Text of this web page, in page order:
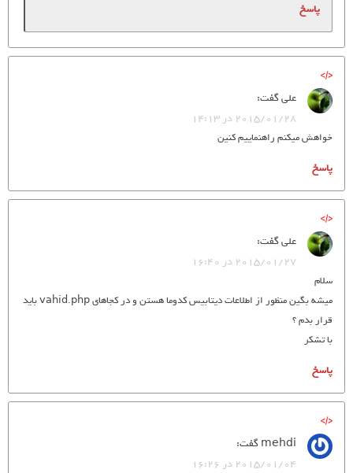
پاسخ
علیگفت:
2015/01/28 در 14:13
خواهش میکنم راهنماییم کنین
پاسخ
علیگفت:
2015/01/27 در 16:40
سلام
میشه بگین منظور از اطلاعات دیتابیس کدوما هستن و در کجاهای vahid.php باید
قرار بدم ؟
با تشکر
پاسخ
mehdiگفت:
2015/01/04 در 16:26